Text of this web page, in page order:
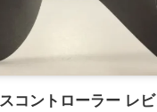
コントローラー レ